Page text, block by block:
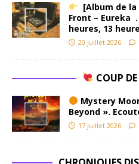
[Album de
Front – Eureka
heures, 13
20 juillet 2026
COUP
Mystery
Beyond ».
17 juillet 2026